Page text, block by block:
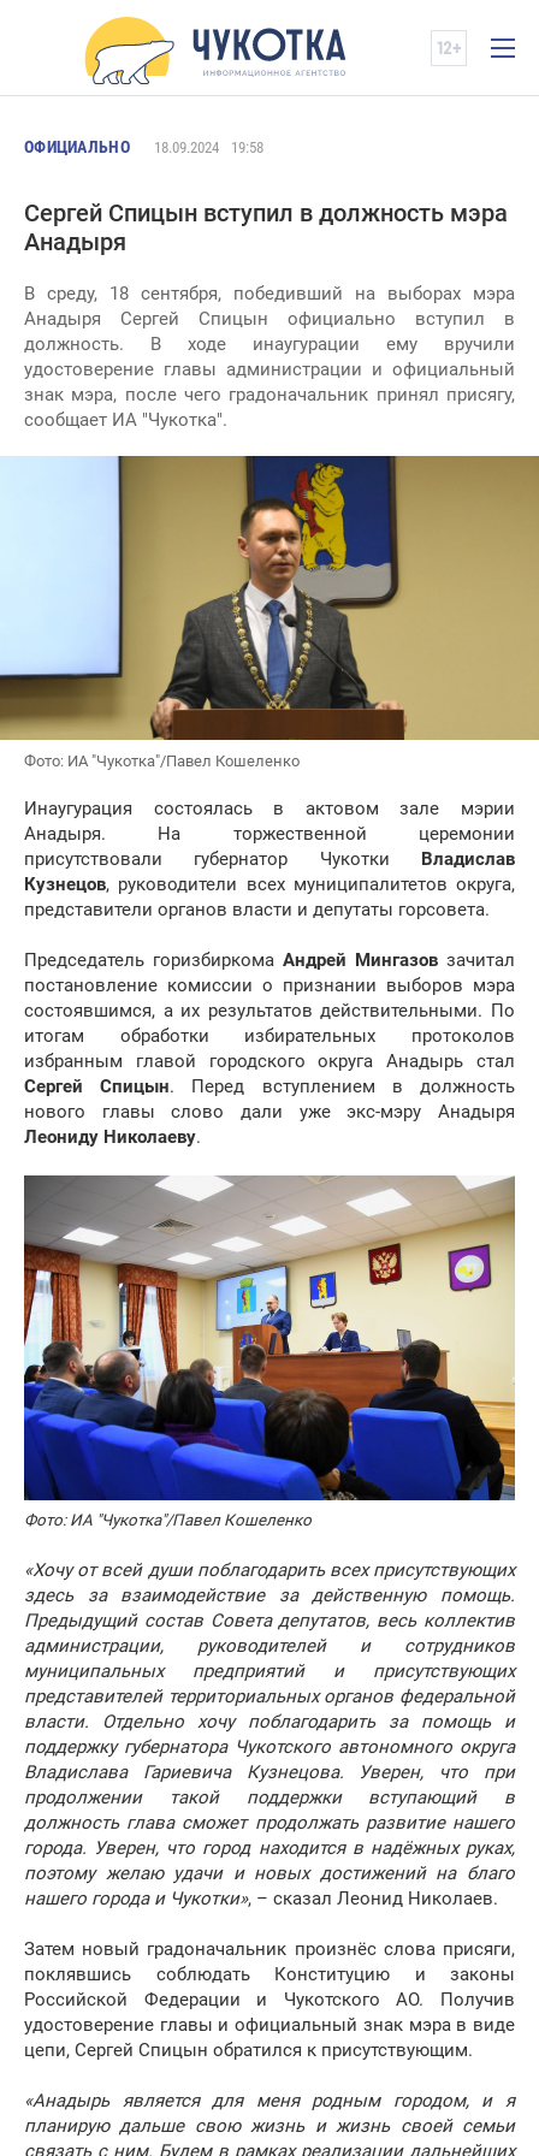
ОФИЦИАЛЬНО 18.09.2024 19:58
Сергей Спицын вступил в должность мэра
Анадыря
В среду, 18 сентября, победивший на выборах мэра
Анадыря Сергей Спицын официально вступил в
должность. В ходе инаугурации ему вручили
удостоверение главы администрации и официальный
знак мэра, после чего градоначальник принял присягу,
сообщает ИА "Чукотка".
Фото: ИА "Чукотка"/Павел Кошеленко
Инаугурация состоялась в актовом зале мэрии
Анадыря. На торжественной церемонии
присутствовали губернатор Чукотки Владислав
Кузнецов, руководители всех муниципалитетов округа,
представители органов власти и депутаты горсовета.
Председатель горизбиркома Андрей Мингазов зачитал
постановление комиссии о признании выборов мэра
состоявшимся, а их результатов действительными. По
итогам обработки избирательных протоколов
избранным главой городского округа Анадырь стал
Сергей Спицын. Перед вступлением в должность
нового главы слово дали уже экс-мэру Анадыря
Леониду Николаеву.
Фото: ИА "Чукотка"/Павел Кошеленко
«Хочу от всей души поблагодарить всех присутствующих
здесь за взаимодействие за действенную помощь.
Предыдущий состав Совета депутатов, весь коллектив
администрации, руководителей и сотрудников
муниципальных предприятий и присутствующих
представителей территориальных органов федеральной
власти. Отдельно хочу поблагодарить за помощь и
поддержку губернатора Чукотского автономного округа
Владислава Гариевича Кузнецова. Уверен, что при
продолжении такой поддержки вступающий в
должность глава сможет продолжать развитие нашего
города. Уверен, что город находится в надёжных руках,
поэтому желаю удачи и новых достижений на благо
нашего города и Чукотки», – сказал Леонид Николаев.
Затем новый градоначальник произнёс слова присяги,
поклявшись соблюдать Конституцию и законы
Российской Федерации и Чукотского АО. Получив
удостоверение главы и официальный знак мэра в виде
цепи, Сергей Спицын обратился к присутствующим.
«Анадырь является для меня родным городом, и я
планирую дальше свою жизнь и жизнь своей семьи
связать с ним. Будем в рамках реализации дальнейших